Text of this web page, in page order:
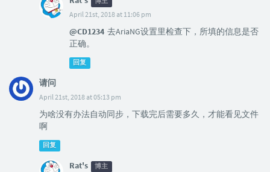
April 21st, 2018 at 11:06 pm
@CD1234 去AriaNG设置里检查下，所填的信息是否
正确。
回复
请问
April 21st, 2018 at 05:13 pm
为啥没有办法自动同步，下载完后需要多久，才能看见文件
啊
回复
Rat's 博主